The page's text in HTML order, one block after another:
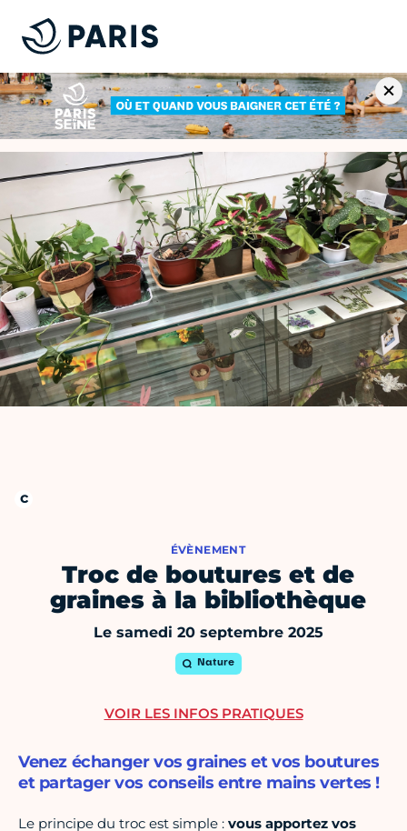
ÉVÈNEMENT
Troc de boutures et de
graines à la bibliothèque
Le samedi 20 septembre 2025
Nature
Venez échanger vos graines et vos boutures
et partager vos conseils entre mains vertes !
Le principe du troc est simple : vous apportez vos
VOIR LES INFOS PRATIQUES